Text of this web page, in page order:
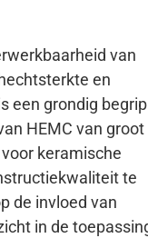
van
en
een grondig begrip
HEMC van groot
keramische
te
de invloed van
in de